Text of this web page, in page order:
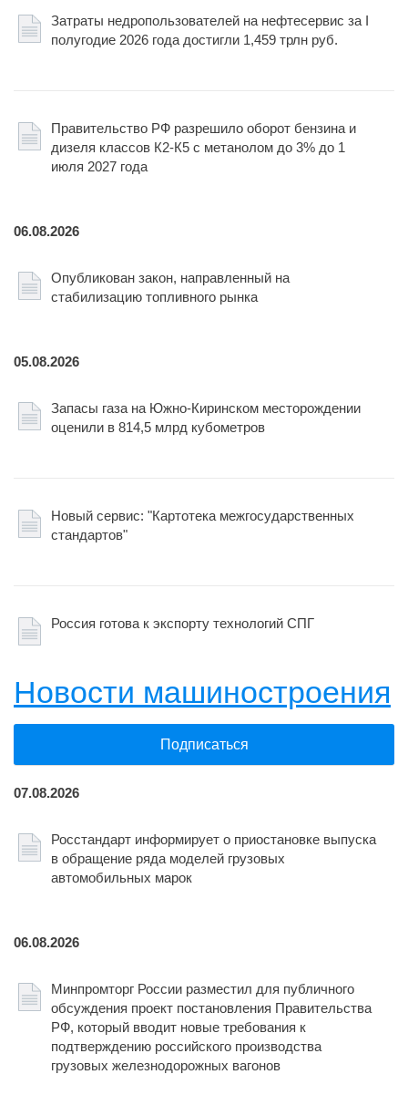
Затраты недропользователей на нефтесервис за I
полугодие 2026 года достигли 1,459 трлн руб.
Правительство РФ разрешило оборот бензина и
дизеля классов К2-К5 с метанолом до 3% до 1
июля 2027 года
06.08.2026
Опубликован закон, направленный на
стабилизацию топливного рынка
05.08.2026
Запасы газа на Южно-Киринском месторождении
оценили в 814,5 млрд кубометров
Новый сервис: "Картотека межгосударственных
стандартов"
Россия готова к экспорту технологий СПГ
Новости машиностроения
Подписаться
07.08.2026
Росстандарт информирует о приостановке выпуска
в обращение ряда моделей грузовых
автомобильных марок
06.08.2026
Минпромторг России разместил для публичного
обсуждения проект постановления Правительства
РФ, который вводит новые требования к
подтверждению российского производства
грузовых железнодорожных вагонов